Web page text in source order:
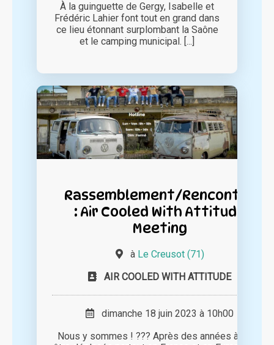
À la guinguette de Gergy, Isabelle et
Frédéric Lahier font tout en grand dans
ce lieu étonnant surplombant la Saône
et le camping municipal. [...]
Rassemblement/Rencontre
: Air Cooled With Attitude
Meeting
à Le Creusot (71)
AIR COOLED WITH ATTITUDE
dimanche 18 juin 2023 à 10h00
Nous y sommes ! ??? Après des années à nous